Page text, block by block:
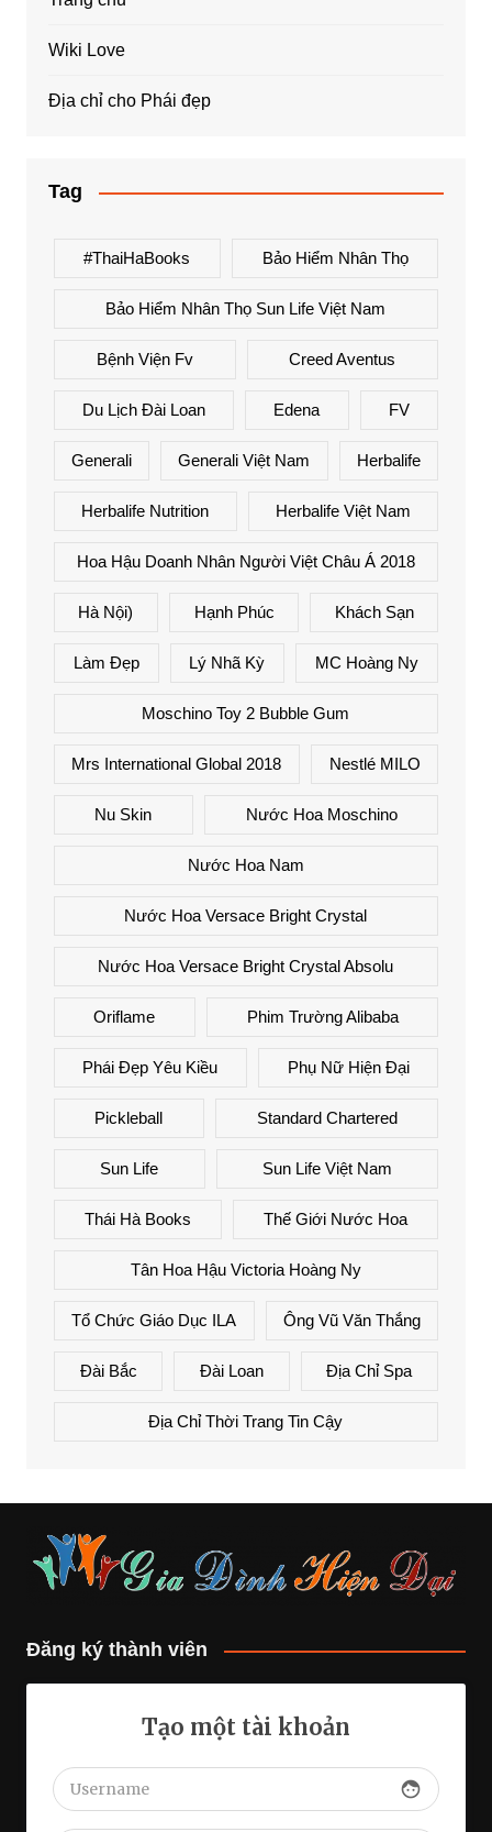
Wiki Love
Địa chỉ cho Phái đẹp
Tag
#ThaiHaBooks Bảo Hiểm Nhân Thọ
Bảo Hiểm Nhân Thọ Sun Life Việt Nam
Bệnh Viện Fv Creed Aventus
Du Lịch Đài Loan Edena FV
Generali Generali Việt Nam Herbalife
Herbalife Nutrition Herbalife Việt Nam
Hoa Hậu Doanh Nhân Người Việt Châu Á 2018
Hà Nội) Hạnh Phúc Khách Sạn
Làm Đẹp Lý Nhã Kỳ MC Hoàng Ny
Moschino Toy 2 Bubble Gum
Mrs International Global 2018 Nestlé MILO
Nu Skin Nước Hoa Moschino
Nước Hoa Nam
Nước Hoa Versace Bright Crystal
Nước Hoa Versace Bright Crystal Absolu
Oriflame Phim Trường Alibaba
Phái Đẹp Yêu Kiều Phụ Nữ Hiện Đại
Pickleball Standard Chartered
Sun Life Sun Life Việt Nam
Thái Hà Books Thế Giới Nước Hoa
Tân Hoa Hậu Victoria Hoàng Ny
Tổ Chức Giáo Dục ILA Ông Vũ Văn Thắng
Đài Bắc Đài Loan Địa Chỉ Spa
Địa Chỉ Thời Trang Tin Cậy
Đăng ký thành viên
Tạo một tài khoản
face